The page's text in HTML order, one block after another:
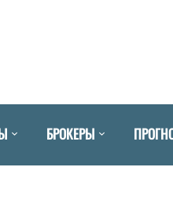
БРОКЕРЫ